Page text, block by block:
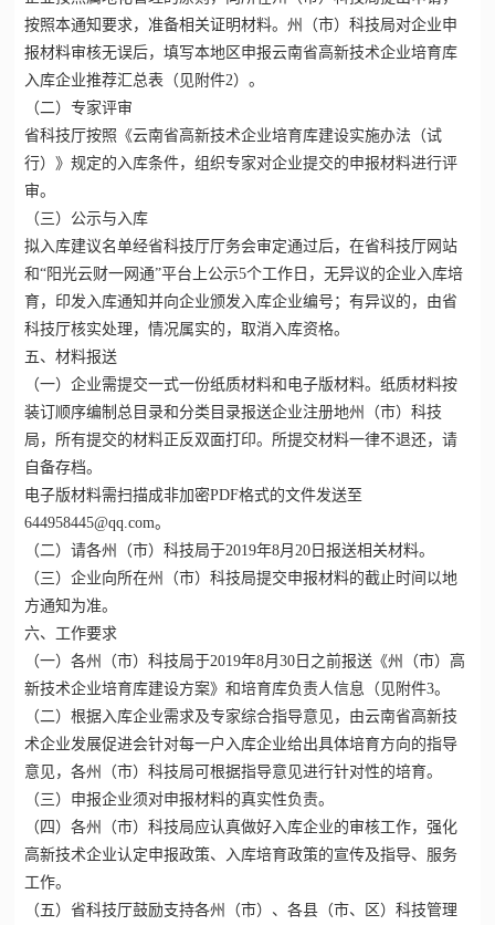
按照本通知要求，准备相关证明材料。州（市）科技局对企业申
报材料审核无误后，填写本地区申报云南省高新技术企业培育库
入库企业推荐汇总表（见附件2）。
（二）专家评审
省科技厅按照《云南省高新技术企业培育库建设实施办法（试
行）》规定的入库条件，组织专家对企业提交的申报材料进行评
审。
（三）公示与入库
拟入库建议名单经省科技厅厅务会审定通过后，在省科技厅网站
和“阳光云财一网通”平台上公示5个工作日，无异议的企业入库培
育，印发入库通知并向企业颁发入库企业编号；有异议的，由省
科技厅核实处理，情况属实的，取消入库资格。
五、材料报送
（一）企业需提交一式一份纸质材料和电子版材料。纸质材料按
装订顺序编制总目录和分类目录报送企业注册地州（市）科技
局，所有提交的材料正反双面打印。所提交材料一律不退还，请
自备存档。
电子版材料需扫描成非加密PDF格式的文件发送至
644958445@qq.com。
（二）请各州（市）科技局于2019年8月20日报送相关材料。
（三）企业向所在州（市）科技局提交申报材料的截止时间以地
方通知为准。
六、工作要求
（一）各州（市）科技局于2019年8月30日之前报送《州（市）高
新技术企业培育库建设方案》和培育库负责人信息（见附件3。
（二）根据入库企业需求及专家综合指导意见，由云南省高新技
术企业发展促进会针对每一户入库企业给出具体培育方向的指导
意见，各州（市）科技局可根据指导意见进行针对性的培育。
（三）申报企业须对申报材料的真实性负责。
（四）各州（市）科技局应认真做好入库企业的审核工作，强化
高新技术企业认定申报政策、入库培育政策的宣传及指导、服务
工作。
（五）省科技厅鼓励支持各州（市）、各县（市、区）科技管理